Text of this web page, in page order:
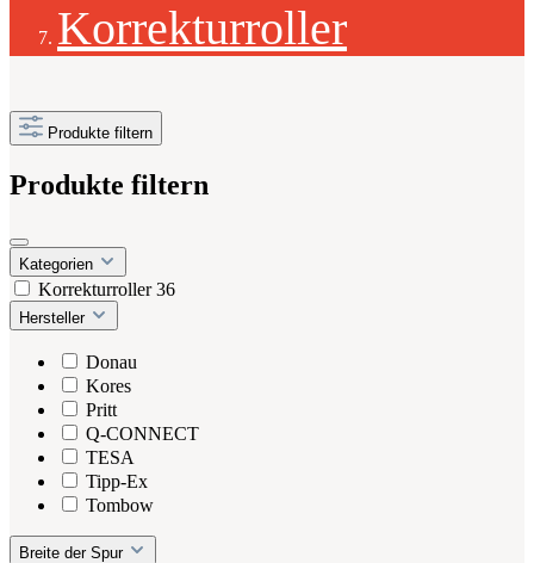
Korrekturroller
Produkte filtern
Produkte filtern
Kategorien
Korrekturroller36
Hersteller
Donau
Kores
Pritt
Q-CONNECT
TESA
Tipp-Ex
Tombow
Breite der Spur